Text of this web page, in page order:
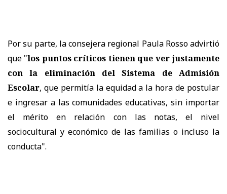
Por su parte, la consejera regional Paula Rosso advirtió
que "los puntos críticos tienen que ver justamente
con la eliminación del Sistema de Admisión
Escolar, que permitía la equidad a la hora de postular
e ingresar a las comunidades educativas, sin importar
el mérito en relación con las notas, el nivel
sociocultural y económico de las familias o incluso la
conducta".